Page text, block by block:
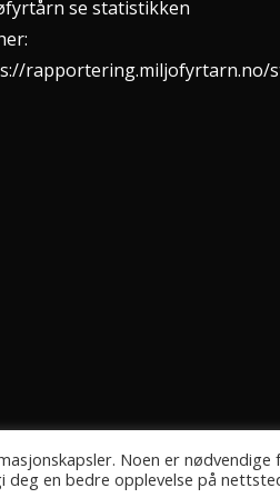
se statistikken
rapportering.miljofyrtarn.no/
Noen er
en bedre opplevelse på